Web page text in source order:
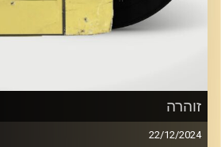
זוהרה
22/12/2024